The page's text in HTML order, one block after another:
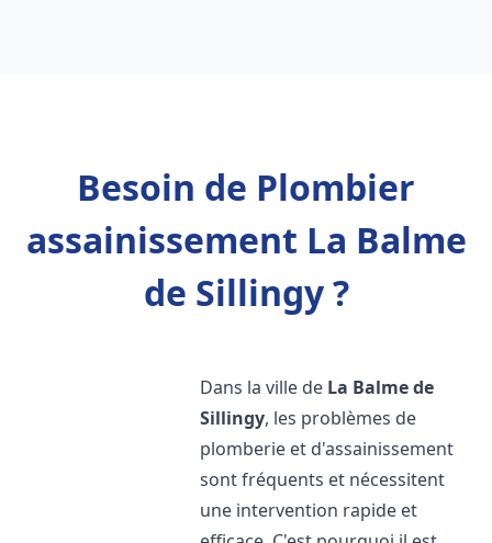
Besoin de Plombier
assainissement La Balme
de Sillingy ?
Dans la ville de La Balme de
Sillingy, les problèmes de
plomberie et d'assainissement
sont fréquents et nécessitent
une intervention rapide et